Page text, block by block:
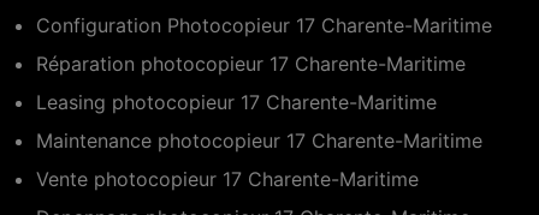
Configuration Photocopieur 17 Charente-Maritime
Réparation photocopieur 17 Charente-Maritime
Leasing photocopieur 17 Charente-Maritime
Maintenance photocopieur 17 Charente-Maritime
Vente photocopieur 17 Charente-Maritime